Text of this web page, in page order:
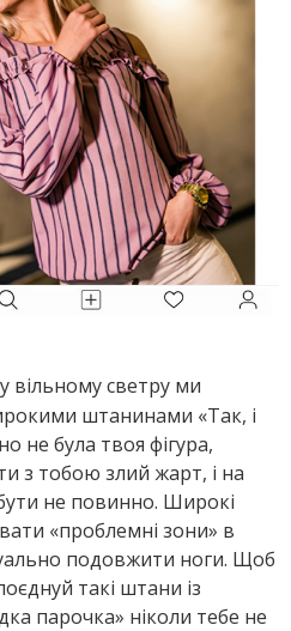
вільному светру ми
штанинами «Так, і
не була твоя фігура,
з тобою злий жарт, і на
не повинно. Широкі
«проблемні зони» в
подовжити ноги. Щоб
такі штани із
парочка» ніколи тебе не